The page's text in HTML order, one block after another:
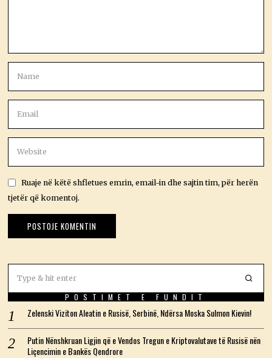
Ruaje në këtë shfletues emrin, email-in dhe sajtin tim, për herën
tjetër që komentoj.
POSTIMET E FUNDIT
Zelenski Viziton Aleatin e Rusisë, Serbinë, Ndërsa Moska Sulmon Kievin!
Putin Nënshkruan Ligjin që e Vendos Tregun e Kriptovalutave të Rusisë nën
Liçencimin e Bankës Qendrore